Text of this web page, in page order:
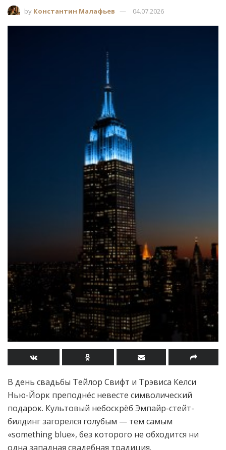
by Константин Малафьев 04.07.2026
В день свадьбы Тейлор Свифт и Трэвиса Келси
Нью-Йорк преподнёс невесте символический
подарок. Культовый небоскрёб Эмпайр-стейт-
билдинг загорелся голубым — тем самым
«something blue», без которого не обходится ни
одна западная свадебная традиция.